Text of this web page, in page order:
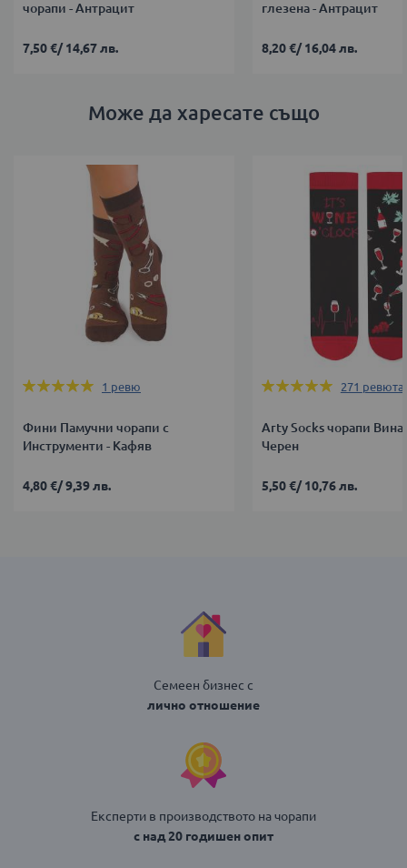
чорапи - Антрацит
7,50 €/14,67 лв.
глезена - Антрацит
8,20 €/16,04 лв.
Може да харесате също
Оценка:
1 ревю
Фини Памучни чорапи с
Инструменти - Кафяв
4,80 €/9,39 лв.
Оценка:
271 ревюта
Arty Socks чорапи
Черен
5,50 €/10,76 лв.
Семеен бизнес с
лично отношение
Експерти в производството на чорапи
с над 20 годишен опит